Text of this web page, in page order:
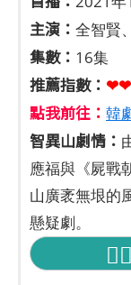
主演： 全智賢
集數： 16集
推薦指數：
點我前往： 韓
智異山劇情：
應福與《屍戰
山廣袤無垠的
懸疑劇。